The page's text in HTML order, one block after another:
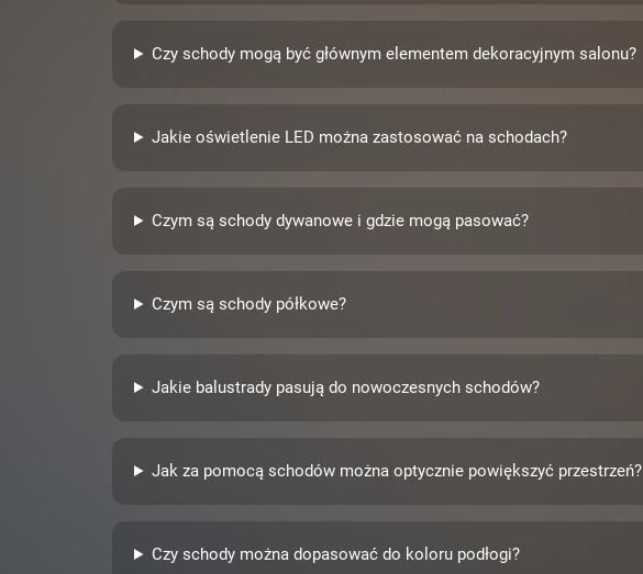
Czy schody mogą być głównym elementem dekoracyjnym salonu?
Jakie oświetlenie LED można zastosować na schodach?
Czym są schody dywanowe i gdzie mogą pasować?
Czym są schody półkowe?
Jakie balustrady pasują do nowoczesnych schodów?
Jak za pomocą schodów można optycznie powiększyć przestrzeń?
Czy schody można dopasować do koloru podłogi?